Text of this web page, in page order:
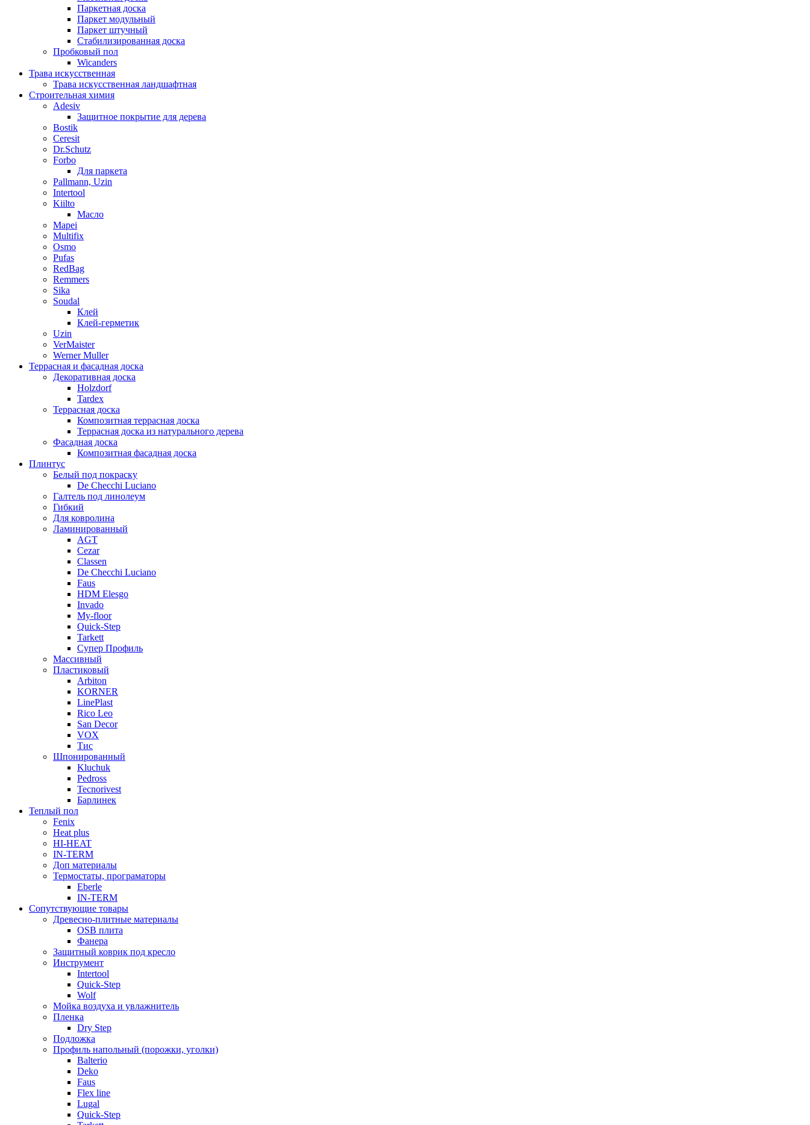
Паркетная доска
Паркет модульный
Паркет штучный
Стабилизированная доска
Пробковый пол
Wicanders
Трава искусственная
Трава искусственная ландшафтная
Строительная химия
Adesiv
Защитное покрытие для дерева
Bostik
Ceresit
Dr.Schutz
Forbo
Для паркета
Pallmann, Uzin
Intertool
Kiilto
Масло
Mapei
Multifix
Osmo
Pufas
RedBag
Remmers
Sika
Soudal
Клей
Клей-герметик
Uzin
VerMaister
Werner Muller
Террасная и фасадная доска
Декоративная доска
Holzdorf
Tardex
Террасная доска
Композитная террасная доска
Террасная доска из натурального дерева
Фасадная доска
Композитная фасадная доска
Плинтус
Белый под покраску
De Checchi Luciano
Галтель под линолеум
Гибкий
Для ковролина
Ламинированный
AGT
Cezar
Classen
De Checchi Luciano
Faus
HDM Elesgo
Invado
My-floor
Quick-Step
Tarkett
Супер Профиль
Массивный
Пластиковый
Arbiton
KORNER
LinePlast
Rico Leo
San Decor
VOX
Тис
Шпонированный
Kluchuk
Pedross
Tecnorivest
Барлинек
Теплый пол
Fenix
Heat plus
HI-HEAT
IN-TERM
Доп материалы
Термостаты, програматоры
Eberle
IN-TERM
Сопутствующие товары
Древесно-плитные материалы
OSB плита
Фанера
Защитный коврик под кресло
Инструмент
Intertool
Quick-Step
Wolf
Мойка воздуха и увлажнитель
Пленка
Dry Step
Подложка
Профиль напольный (порожки, уголки)
Balterio
Deko
Faus
Flex line
Lugal
Quick-Step